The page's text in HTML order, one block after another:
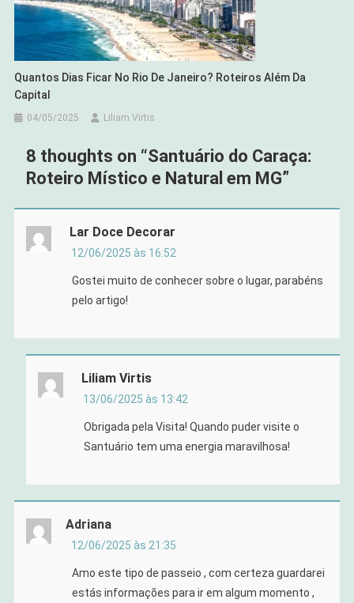
Quantos Dias Ficar No Rio De Janeiro? Roteiros Além Da
Capital
04/05/2025 Liliam Virtis
8 thoughts on “Santuário do Caraça:
Roteiro Místico e Natural em MG”
Lar Doce Decorar
12/06/2025 às 16:52
Gostei muito de conhecer sobre o lugar, parabéns
pelo artigo!
Liliam Virtis
13/06/2025 às 13:42
Obrigada pela Visita! Quando puder visite o
Santuário tem uma energia maravilhosa!
Adriana
12/06/2025 às 21:35
Amo este tipo de passeio , com certeza guardarei
estás informações para ir em algum momento ,